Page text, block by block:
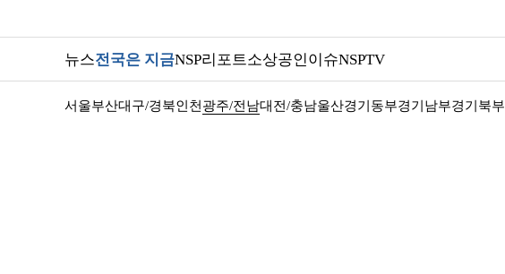
뉴스전국은 지금NSP리포트소상공인이슈NSPTV
서울부산대구/경북인천 광주/전남대전/충남울산경기동부경기남부경기북부